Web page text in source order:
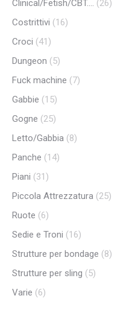
Clinical/Fetish/CBT.... (26)
Costrittivi (16)
Croci (41)
Dungeon (5)
Fuck machine (7)
Gabbie (15)
Gogne (25)
Letto/Gabbia (8)
Panche (14)
Piani (31)
Piccola Attrezzatura (25)
Ruote (6)
Sedie e Troni (16)
Strutture per bondage (8)
Strutture per sling (5)
Varie (6)